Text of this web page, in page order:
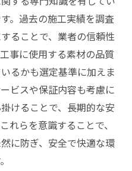
。過去の施工実績を調査
ることで、業者の信頼性
事に使用する素材の品質
るかも選定基準に加えま
ビスや保証内容も考慮に
けることで、長期的な安
れらを意識することで、
に防ぎ、安全で快適な環